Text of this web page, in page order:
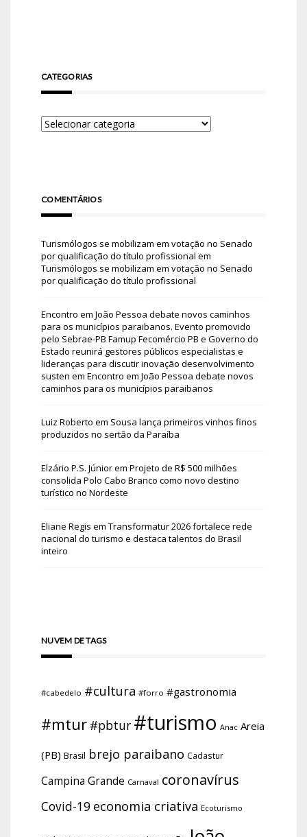
CATEGORIAS
COMENTÁRIOS
Turismólogos se mobilizam em votação no Senado
por qualificação do título profissional em
Turismólogos se mobilizam em votação no Senado
por qualificação do título profissional
Encontro em João Pessoa debate novos caminhos
para os municípios paraibanos. Evento promovido
pelo Sebrae-PB Famup Fecomércio PB e Governo do
Estado reunirá gestores públicos especialistas e
lideranças para discutir inovação desenvolvimento
susten em Encontro em João Pessoa debate novos
caminhos para os municípios paraibanos
Luiz Roberto em Sousa lança primeiros vinhos finos
produzidos no sertão da Paraíba
Elzário P.S. Júniorem Projeto de R$ 500 milhões
consolida Polo Cabo Branco como novo destino
turístico no Nordeste
Eliane Regis em Transformatur 2026 fortalece rede
nacional do turismo e destaca talentos do Brasil
inteiro
NUVEM DE TAGS
#cabedelo #cultura #forro #gastronomia
#mtur #pbtur #turismo Anac Areia
(PB) Brasil brejo paraibano Cadastur
Campina Grande Carnaval coronavírus
Covid-19 economia criativa Ecoturismo